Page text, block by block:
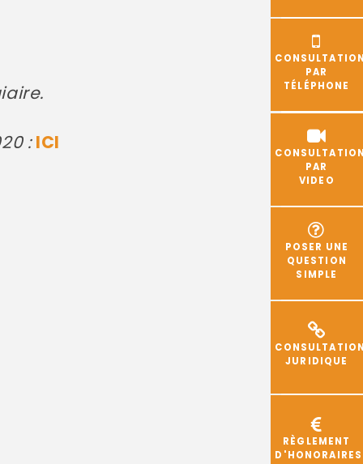
PAR
TÉLÉPHONE
PAR
VIDEO
POSER UNE
QUESTION
SIMPLE
JURIDIQUE
RÈGLEMENT
D'HONORAIRES
:ICI